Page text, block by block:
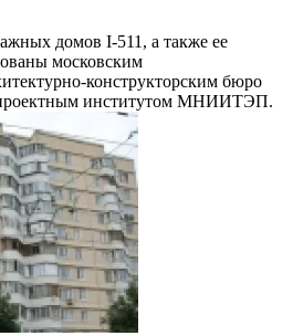
домов I-511, а также ее
московским
конструкторским бюро
институтом МНИИТЭП.